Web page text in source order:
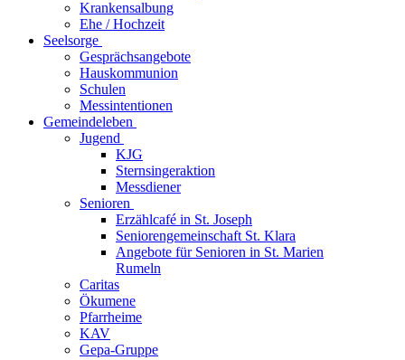
Krankensalbung
Ehe / Hochzeit
Seelsorge
Gesprächsangebote
Hauskommunion
Schulen
Messintentionen
Gemeindeleben
Jugend
KJG
Sternsingeraktion
Messdiener
Senioren
Erzählcafé in St. Joseph
Seniorengemeinschaft St. Klara
Angebote für Senioren in St. Marien
Rumeln
Caritas
Ökumene
Pfarrheime
KAV
Gepa-Gruppe